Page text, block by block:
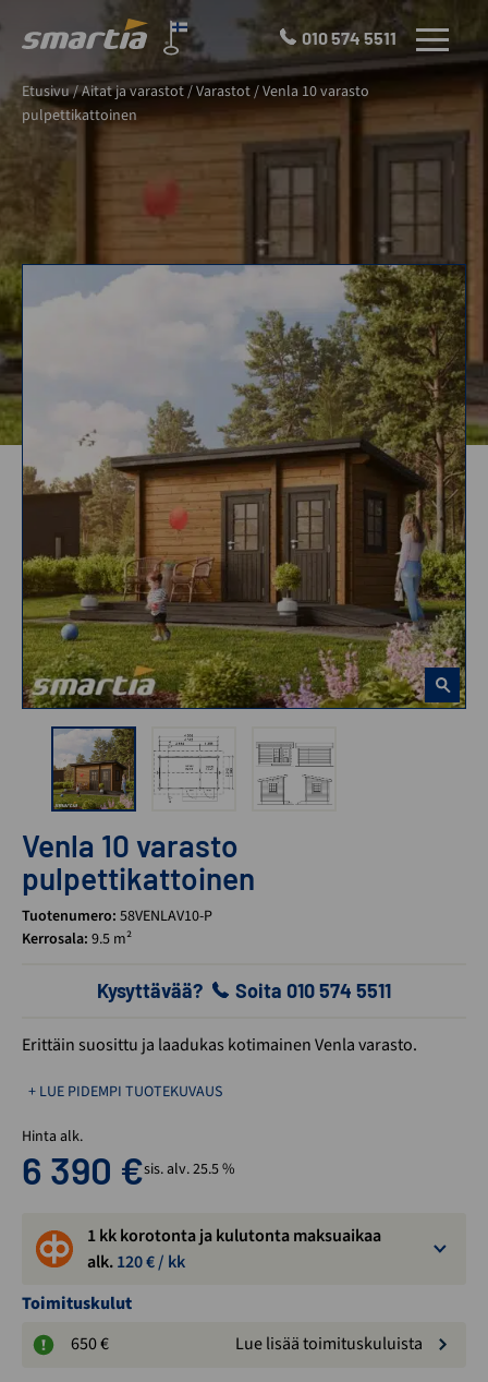
Smartia
Oy
010 574 5511 VALIKKO
Etusivu/Aitat ja varastot/Varastot/Venla 10 varasto
pulpettikattoinen
Venla 10 varasto
pulpettikattoinen
Tuotenumero: 58VENLAV10-P
Kerrosala: 9.5 m²
Kysyttävää? Soita 010 574 5511
Erittäin suosittu ja laadukas kotimainen Venla varasto.
+ LUE PIDEMPI TUOTEKUVAUS
Hinta alk.
6 390 €sis. alv. 25.5 %
1 kk korotonta ja kulutonta maksuaikaa
alk.120€ / kk
Toimituskulut
650 €
Lue lisää toimituskuluista